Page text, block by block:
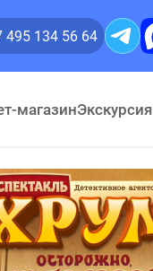
495 134 56 64
магазинЭкскурсия